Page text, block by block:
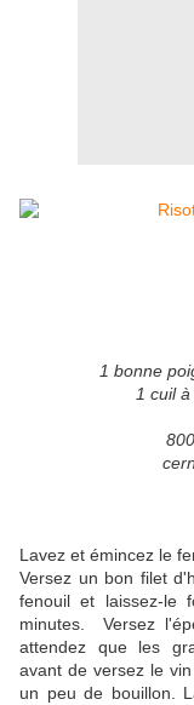
1 bonne
1 cuil
Lavez et émincez le
Versez un bon filet
fenouil et laissez-le
minutes. Versez
attendez que les
avant de versez le
un peu de bouillon.